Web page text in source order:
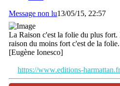
Message non lu13/05/15, 22:57
La Raison c'est la folie du plus fort.
raison du moins fort c'est de la folie.
[Eugène Ionesco]
https://www.editions-